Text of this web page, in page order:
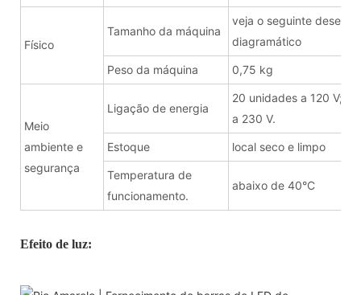
Físico
Tamanho da máquina
veja o seguinte desenho
diagramático
Peso da máquina 0,75 kg
Meio
ambiente e
segurança
Ligação de energia
20 unidades a 120 V;
a 230 V.
Estoque local seco e limpo
Temperatura de
funcionamento.
abaixo de 40°C
Efeito de luz: